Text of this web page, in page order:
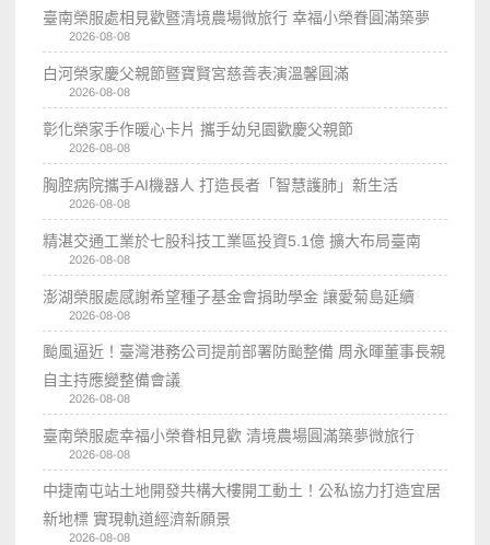
臺南榮服處相見歡暨清境農場微旅行 幸福小榮眷圓滿築夢
2026-08-08
白河榮家慶父親節暨寶賢宮慈善表演溫馨圓滿
2026-08-08
彰化榮家手作暖心卡片 攜手幼兒園歡慶父親節
2026-08-08
胸腔病院攜手AI機器人 打造長者「智慧護肺」新生活
2026-08-08
精湛交通工業於七股科技工業區投資5.1億 擴大布局臺南
2026-08-08
澎湖榮服處感謝希望種子基金會捐助學金 讓愛菊島延續
2026-08-08
颱風逼近！臺灣港務公司提前部署防颱整備 周永暉董事長親
自主持應變整備會議
2026-08-08
臺南榮服處幸福小榮眷相見歡 清境農場圓滿築夢微旅行
2026-08-08
中捷南屯站土地開發共構大樓開工動土！公私協力打造宜居
新地標 實現軌道經濟新願景
2026-08-08